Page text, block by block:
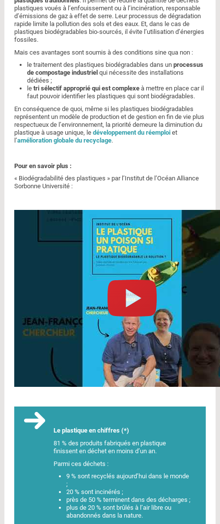
plastiques voués à l’enfouissement ou à l’incinération, responsable
d’émissions de gaz à effet de serre. Leur processus de dégradation
rapide limite la pollution des sols et des eaux. Et, dans le cas de
plastiques biodégradables bio-sourcés, il évite l’utilisation d’énergies
fossiles.
Mais ces avantages sont soumis à des conditions sine qua non :
le traitement des plastiques biodégradables dans un processus
de compostage industriel qui nécessite des installations
dédiées ;
letri sélectif approprié qui est complexeà mettre en place car il
faut pouvoir identifier les plastiques qui sont biodégradables.
En conséquence de quoi, même si les plastiques biodégradables
représentent un modèle de production et de gestion en fin de vie plus
respectueux de l’environnement, la priorité demeure la diminution du
plastique à usage unique, le développement du réemploiet
l’amélioration globale du recyclage.
Pour en savoir plus :
« Biodégradabilité des plastiques » par l’Institut de l’Océan Alliance
Sorbonne Université :
Le plastique en chiffres (*)
81 % des produits fabriqués en plastique
finissent en déchet en moins d’un an.
Parmi ces déchets :
9 % sont recyclés aujourd’hui dans le monde
;
20 % sont incinérés ;
près de 50 % terminent dans des décharges ;
plus de 20 % sont brûlés à l’air libre ou
abandonnés dans la nature.